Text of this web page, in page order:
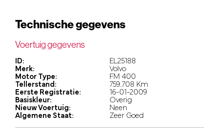
Technische gegevens
Voertuig gegevens
ID:
EL25188
Merk:
Volvo
Motor Type:
FM 400
Tellerstand:
759.708 Km
Eerste Registratie:
16-01-2009
Basiskleur:
Overig
Nieuw Voertuig:
Neen
Algemene Staat:
Zeer Goed